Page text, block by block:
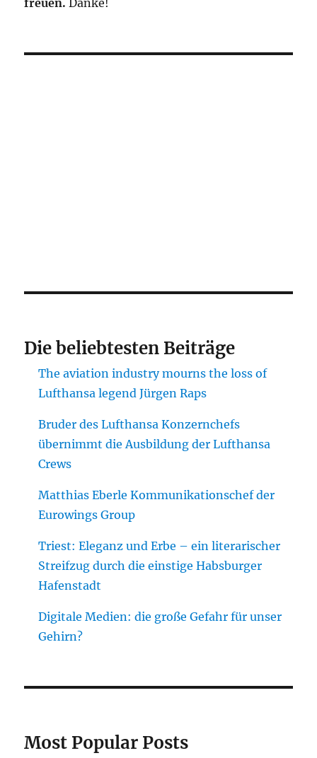
freuen. Danke!
Die beliebtesten Beiträge
The aviation industry mourns the loss of
Lufthansa legend Jürgen Raps
Bruder des Lufthansa Konzernchefs
übernimmt die Ausbildung der Lufthansa
Crews
Matthias Eberle Kommunikationschef der
Eurowings Group
Triest: Eleganz und Erbe – ein literarischer
Streifzug durch die einstige Habsburger
Hafenstadt
Digitale Medien: die große Gefahr für unser
Gehirn?
Most Popular Posts